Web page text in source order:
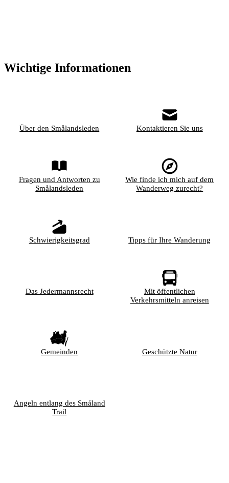
Wichtige Informationen
Über den Smålandsleden Kontaktieren Sie uns
Fragen und Antworten zu
Smålandsleden
Wie finde ich mich auf dem
Wanderweg zurecht?
Schwierigkeitsgrad Tipps für Ihre Wanderung
Das Jedermannsrecht
Mit öffentlichen
Verkehrsmitteln anreisen
Gemeinden Geschützte Natur
Angeln entlang des Småland
Trail